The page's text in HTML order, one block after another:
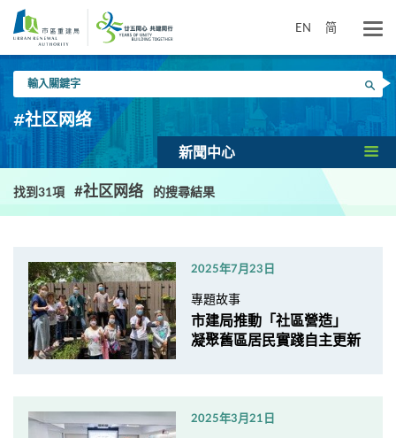
要
EN 简
入
關
鍵
搜尋
#社区网络
新聞中心
找到31項 #社区网络 的搜尋結果
2025年7月23日
專題故事
市建局推動「社區營造」
凝聚舊區居民實踐自主更新
2025年3月21日